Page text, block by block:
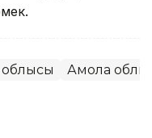
Ақмола